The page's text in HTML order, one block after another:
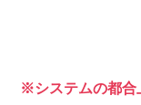
システムの都